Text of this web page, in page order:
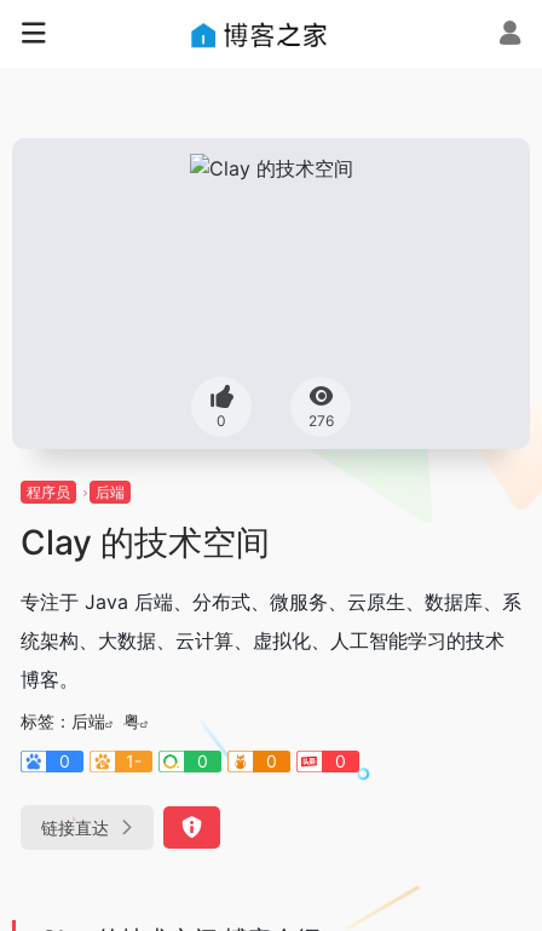
0 276
程序员 后端
Clay 的技术空间
专注于 Java 后端、分布式、微服务、云原生、数据库、系
统架构、大数据、云计算、虚拟化、人工智能学习的技术
博客。
标签： 后端
粤
0
1- 0 0 0
链接直达